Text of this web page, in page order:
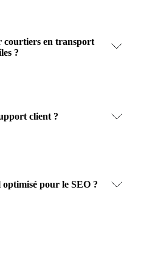
courtiers en transport
?
client ?
pour le SEO ?